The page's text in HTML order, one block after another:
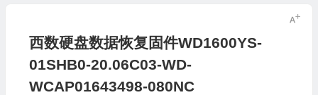
西数硬盘数据恢复固件WD1600YS-
01SHB0-20.06C03-WD-
WCAP01643498-080NC